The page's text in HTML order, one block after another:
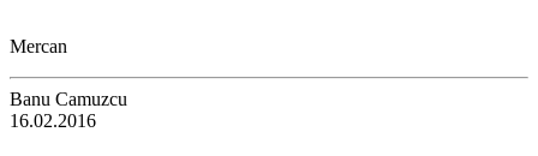
Mercan
Banu Camuzcu
16.02.2016